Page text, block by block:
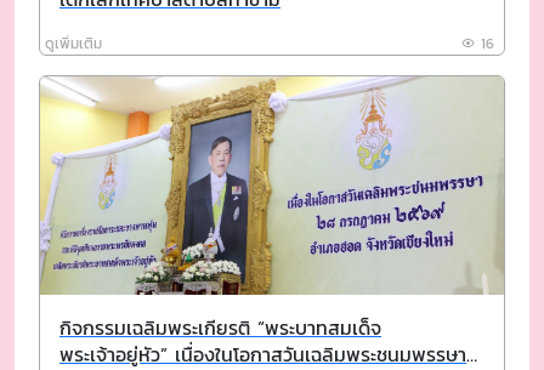
ดูเพิ่มเติม 16
กิจกรรมเฉลิมพระเกียรติ “พระบาทสมเด็จ
พระเจ้าอยู่หัว” เนื่องในโอกาสวันเฉลิมพระชนมพรรษา